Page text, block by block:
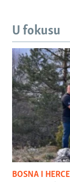
U fokusu
BOSNA I